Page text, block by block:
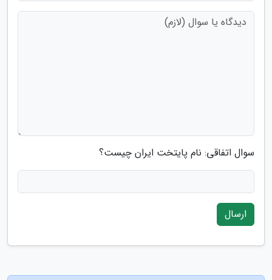
سوال اتفاقی: نام پایتخت ایران چیست؟
ارسال